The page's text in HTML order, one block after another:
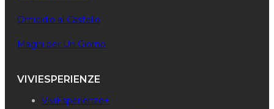
Omicidio al Castello
Maghi per Un Giorno
VIVIESPERIENZE
ViviEsperienze+